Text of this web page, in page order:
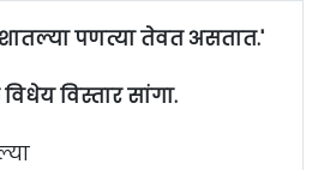
पणत्या तेवत असतात.'
विस्तार सांगा.